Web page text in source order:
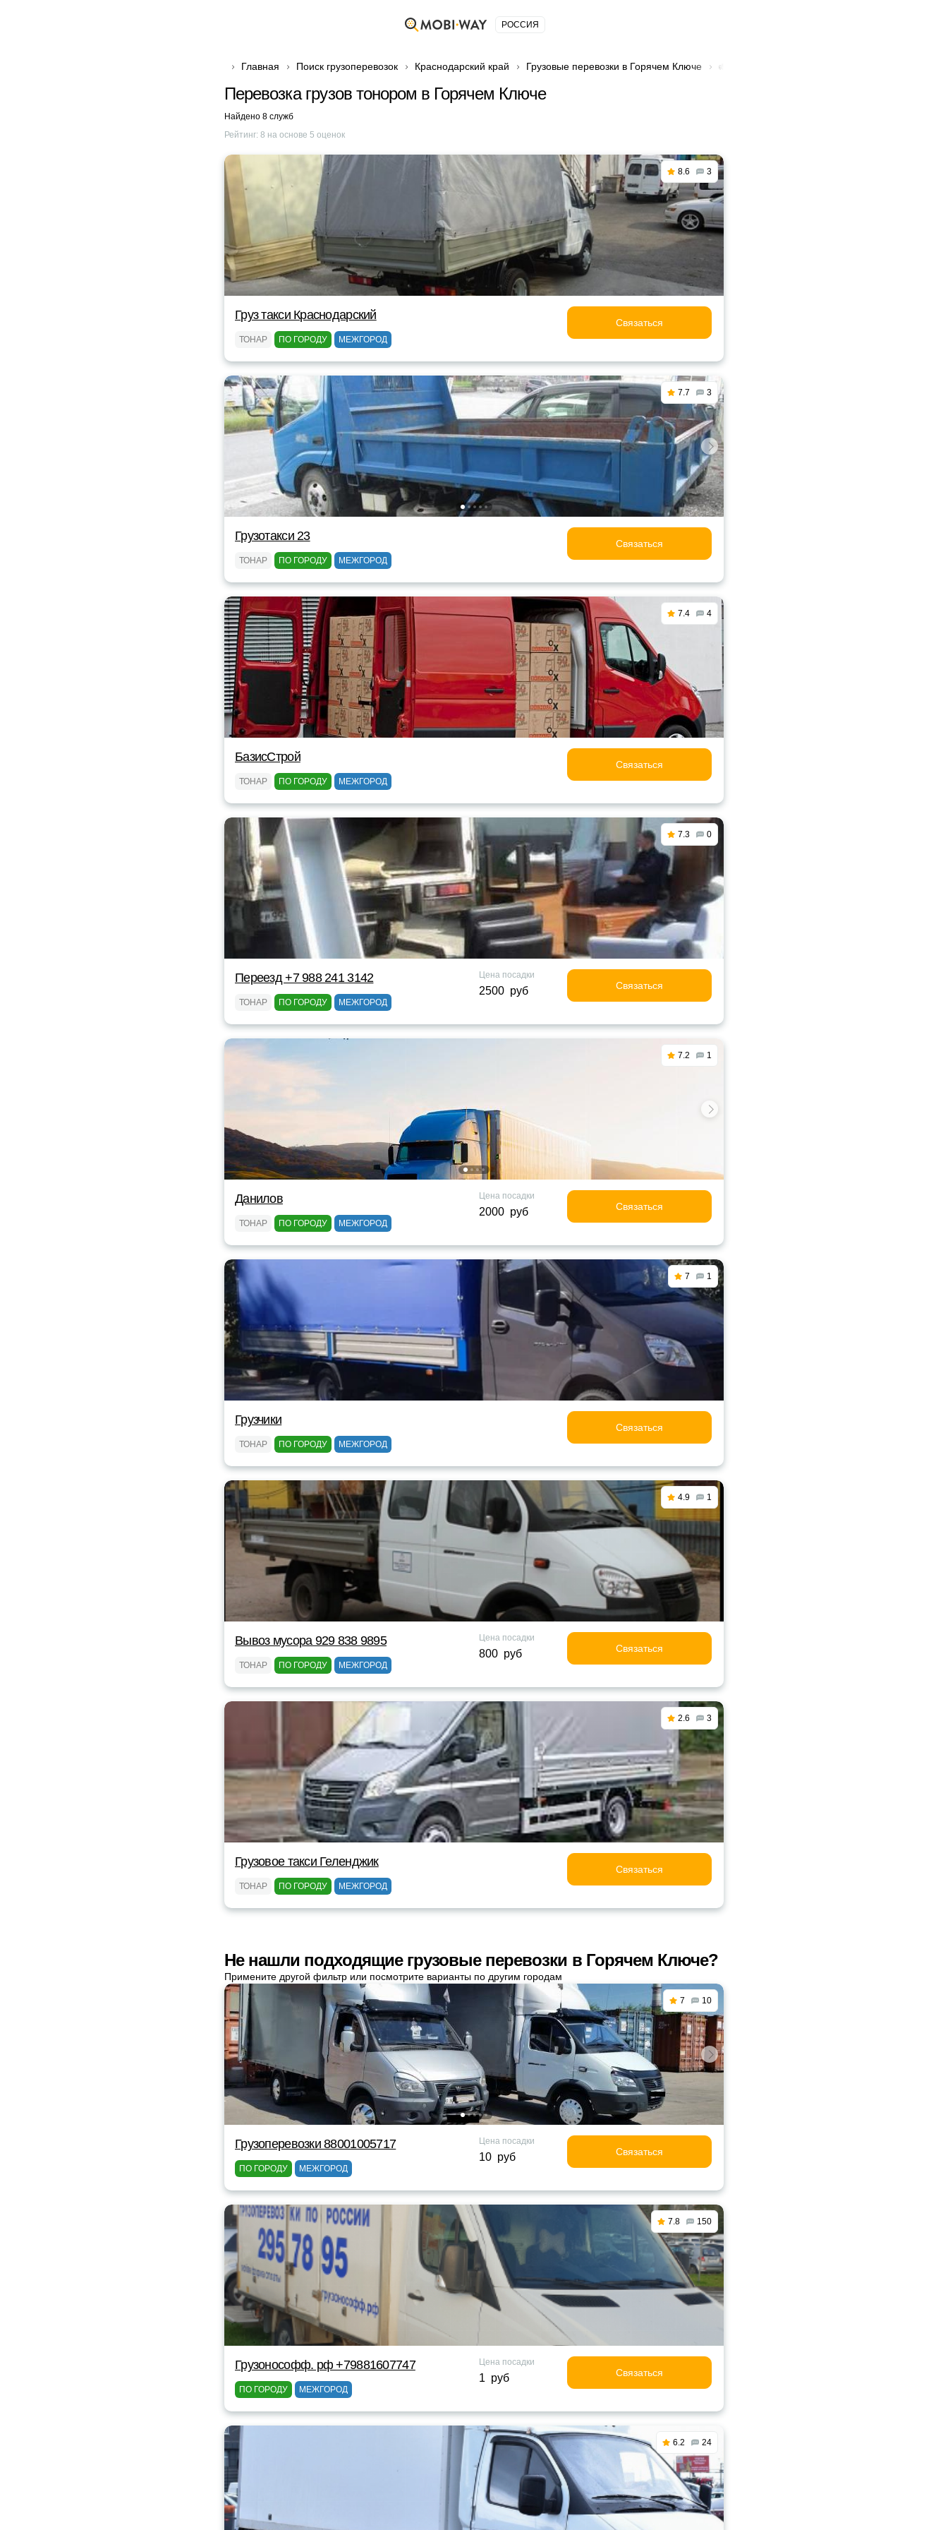
РОССИЯ
Главная Поиск грузоперевозок Краснодарский край Грузовые перевозки в Горячем Ключе 🚛 Перевозка грузов тонором в Горячем Ключе
Перевозка грузов тонором в Горячем Ключе
Найдено 8 служб
Рейтинг: 8 на основе 5 оценок
8.6 3
Груз такси Краснодарский
ТОНАР ПО ГОРОДУ МЕЖГОРОД
Связаться
7.7 3
Грузотакси 23
ТОНАР ПО ГОРОДУ МЕЖГОРОД
Связаться
7.4 4
БазисСтрой
ТОНАР ПО ГОРОДУ МЕЖГОРОД
Связаться
7.3 0
Переезд +7 988 241 3142
ТОНАР ПО ГОРОДУ МЕЖГОРОД
Цена посадки
2500 руб Связаться
7.2 1
Данилов
ТОНАР ПО ГОРОДУ МЕЖГОРОД
Цена посадки
2000 руб Связаться
7 1
Грузчики
ТОНАР ПО ГОРОДУ МЕЖГОРОД
Связаться
4.9 1
Вывоз мусора 929 838 9895
ТОНАР ПО ГОРОДУ МЕЖГОРОД
Цена посадки
800 руб Связаться
2.6 3
Грузовое такси Геленджик
ТОНАР ПО ГОРОДУ МЕЖГОРОД
Связаться
Не нашли подходящие грузовые перевозки в Горячем Ключе?
Примените другой фильтр или посмотрите варианты по другим городам
7 10
Грузоперевозки 88001005717
ПО ГОРОДУ МЕЖГОРОД
Цена посадки
10 руб Связаться
7.8 150
Грузонософф. рф +79881607747
ПО ГОРОДУ МЕЖГОРОД
Цена посадки
1 руб Связаться
6.2 24